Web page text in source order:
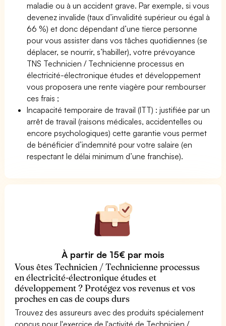
maladie ou à un accident grave. Par exemple, si vous
devenez invalide (taux d’invalidité supérieur ou égal à
66 %) et donc dépendant d’une tierce personne
pour vous assister dans vos tâches quotidiennes (se
déplacer, se nourrir, s’habiller), votre prévoyance
TNS Technicien / Technicienne processus en
électricité-électronique études et développement
vous proposera une rente viagère pour rembourser
ces frais ;
Incapacité temporaire de travail (ITT) : justifiée par un
arrêt de travail (raisons médicales, accidentelles ou
encore psychologiques) cette garantie vous permet
de bénéficier d’indemnité pour votre salaire (en
respectant le délai minimum d’une franchise).
À partir de 15€ par mois
Vous êtes Technicien / Technicienne processus
en électricité-électronique études et
développement ? Protégez vos revenus et vos
proches en cas de coups durs
Trouvez des assureurs avec des produits spécialement
conçus pour l'exercice de l'activité de Technicien /